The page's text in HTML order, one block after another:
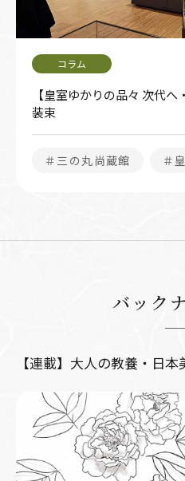
【皇室ゆかりの品々 次代
装束
＃三の丸尚蔵館 ＃
バック
【連載】大人の教養・日